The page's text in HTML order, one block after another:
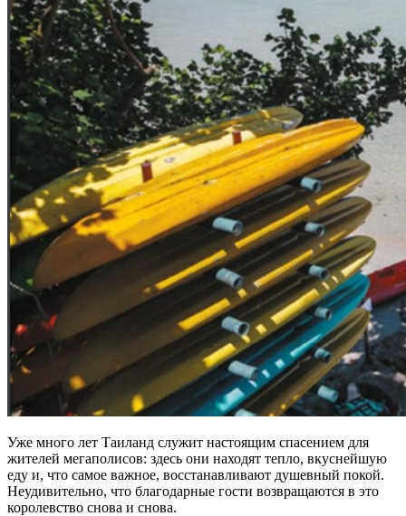
Уже много лет Таиланд служит настоящим спасением для
жителей мегаполисов: здесь они находят тепло, вкуснейшую
еду и, что самое важное, восстанавливают душевный покой.
Неудивительно, что благодарные гости возвращаются в это
королевство снова и снова.